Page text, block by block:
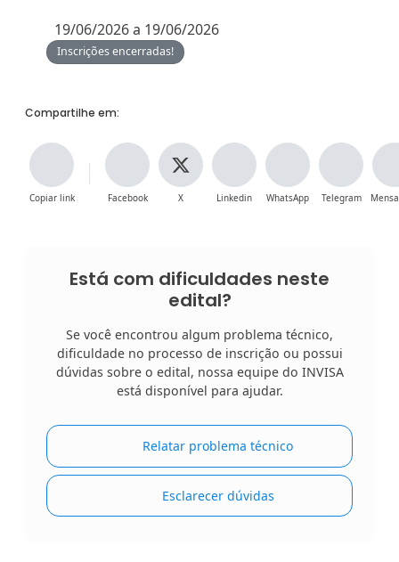
19/06/2026 a 19/06/2026
Inscrições encerradas!
Compartilhe em:
Copiar link Facebook X Linkedin WhatsApp Telegram
Está com dificuldades neste
edital?
Se você encontrou algum problema técnico,
dificuldade no processo de inscrição ou possui
dúvidas sobre o edital, nossa equipe do INVISA
está disponível para ajudar.
Relatar problema técnico
Esclarecer dúvidas